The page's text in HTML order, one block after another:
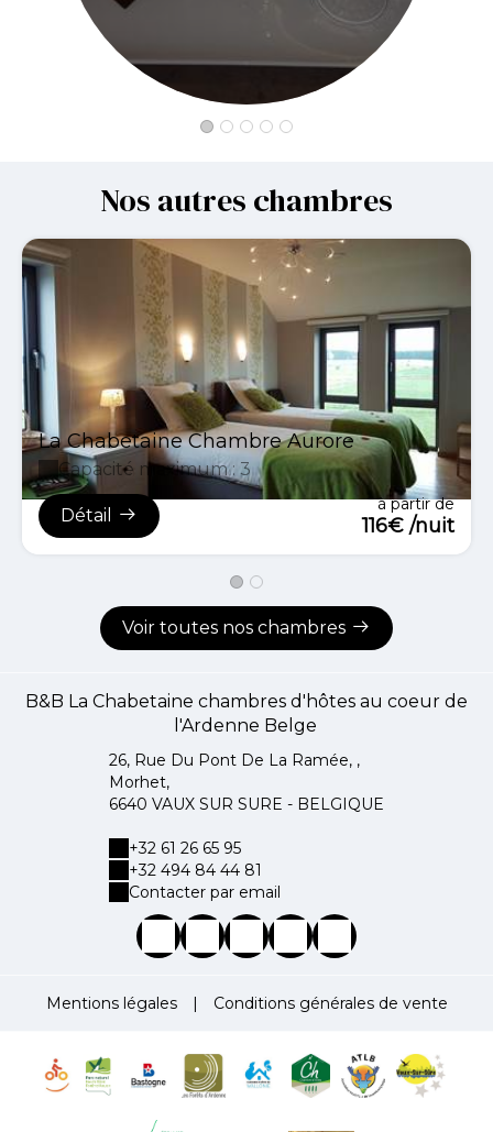
Nos autres chambres
La Chabetaine Chambre Aurore
Capacité maximum : 3
Détail
à partir de
116€ /nuit
Voir toutes nos chambres
B&B La Chabetaine chambres d'hôtes au coeur de
l'Ardenne Belge
26, Rue Du Pont De La Ramée, ,
Morhet,
6640 VAUX SUR SURE - BELGIQUE
+32 61 26 65 95
+32 494 84 44 81
Contacter par email
Mentions légales Conditions générales de vente